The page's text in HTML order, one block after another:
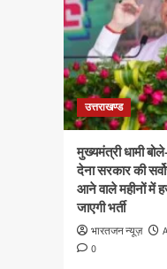
उत्तराखण्ड
मुख्यमंत्री धामी
देना सरकार की
आने वाले महीनों में
जाएगी भर्ती
भारतजन न्यूज़
0